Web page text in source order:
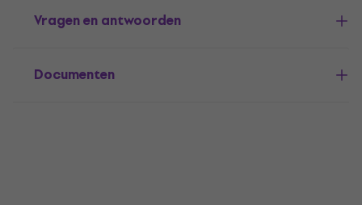
Vragen en antwoorden
Documenten